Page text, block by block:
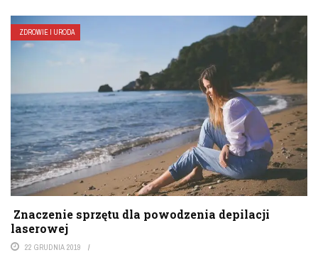
ZDROWIE I URODA
Znaczenie sprzętu dla powodzenia depilacji
laserowej
22 GRUDNIA 2019